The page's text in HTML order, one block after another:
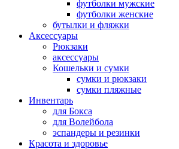
футболки мужские
футболки женские
бутылки и фляжки
Аксессуары
Рюкзаки
аксессуары
Кошельки и сумки
сумки и рюкзаки
сумки пляжные
Инвентарь
для Бокса
для Волейбола
эспандеры и резинки
Красота и здоровье